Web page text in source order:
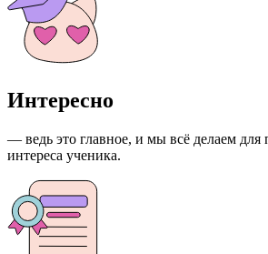
Интересно
— ведь это главное, и мы всё делаем для
интереса ученика.